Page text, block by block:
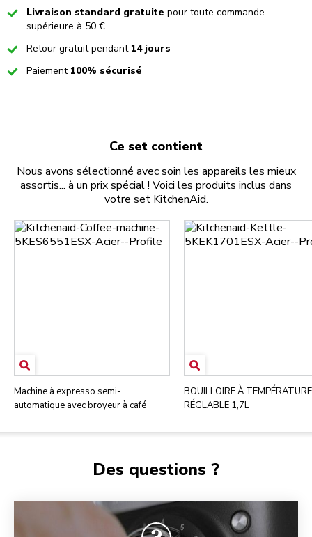
CheckedLivraison standard gratuite pour toute commande
supérieure à 50 €
CheckedRetour gratuit pendant 14 jours
CheckedPaiement 100% sécurisé
Ce set contient
Nous avons sélectionné avec soin les appareils les mieux
assortis... à un prix spécial ! Voici les produits inclus dans
votre set KitchenAid.
Machine à expresso semi-
automatique avec broyeur à café
BOUILLOIRE À TEMPÉRATURE
RÉGLABLE 1,7L
Des questions ?